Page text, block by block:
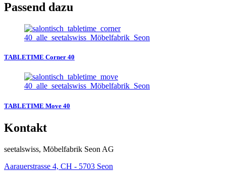
Passend dazu
TABLETIME Corner 40
TABLETIME Move 40
Kontakt
seetalswiss, Möbelfabrik Seon AG
Aarauerstrasse 4, CH - 5703 Seon